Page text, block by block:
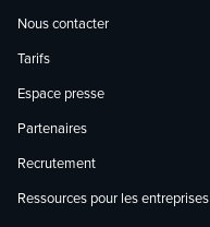
Nous contacter
Tarifs
Espace presse
Partenaires
Recrutement
Ressources pour les entreprises